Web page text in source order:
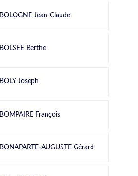
BOLOGNE Jean-Claude
BOLSEE Berthe
BOLY Joseph
BOMPAIRE François
BONAPARTE-AUGUSTE Gérard